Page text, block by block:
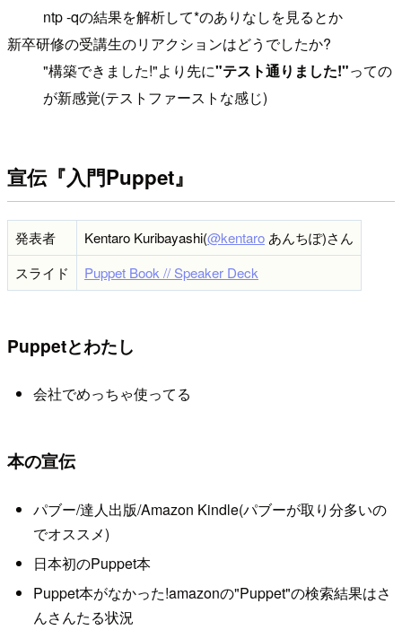
ntp -qの結果を解析して*のありなしを見るとか
新卒研修の受講生のリアクションはどうでしたか?
"構築できました!"より先に"テスト通りました!"っての
が新感覚(テストファーストな感じ)
宣伝『入門Puppet』
発表者 Kentaro Kuribayashi(@kentaro あんちぽ)さん
スライド
Puppet Book // Speaker Deck
Puppetとわたし
会社でめっちゃ使ってる
本の宣伝
パブー/達人出版/Amazon Kindle(パブーが取り分多いの
でオススメ)
日本初のPuppet本
Puppet本がなかった!amazonの"Puppet"の検索結果はさ
んさんたる状況